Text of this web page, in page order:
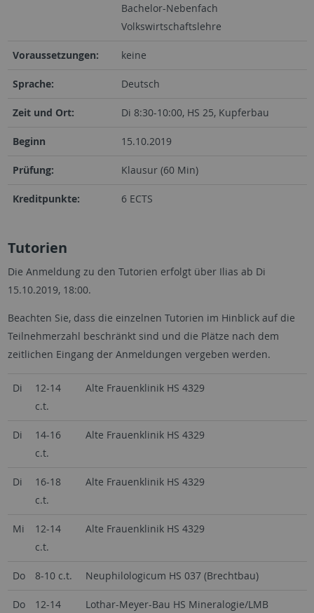
Bachelor-Nebenfach
Volkswirtschaftslehre
Voraussetzungen: keine
Sprache: Deutsch
Zeit und Ort: Di 8:30-10:00, HS 25, Kupferbau
Beginn 15.10.2019
Prüfung: Klausur (60 Min)
Kreditpunkte: 6 ECTS
Tutorien
Die Anmeldung zu den Tutorien erfolgt über Ilias ab Di
15.10.2019, 18:00.
Beachten Sie, dass die einzelnen Tutorien im Hinblick auf die
Teilnehmerzahl beschränkt sind und die Plätze nach dem
zeitlichen Eingang der Anmeldungen vergeben werden.
Di
12-14
c.t.
Alte Frauenklinik HS 4329
Di
14-16
c.t.
Alte Frauenklinik HS 4329
Di
16-18
c.t.
Alte Frauenklinik HS 4329
Mi
12-14
c.t.
Alte Frauenklinik HS 4329
Do 8-10 c.t. Neuphilologicum HS 037 (Brechtbau)
Do
12-14
Lothar-Meyer-Bau HS Mineralogie/LMB